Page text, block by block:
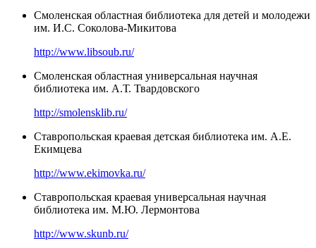
Смоленская областная библиотека для детей и молодежи
им. И.С. Соколова-Микитова
http://www.libsoub.ru/
Смоленская областная универсальная научная
библиотека им. А.Т. Твардовского
http://smolensklib.ru/
Ставропольская краевая детская библиотека им. А.Е.
Екимцева
http://www.ekimovka.ru/
Ставропольская краевая универсальная научная
библиотека им. М.Ю. Лермонтова
http://www.skunb.ru/